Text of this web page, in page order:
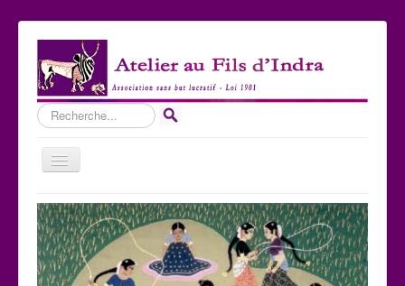
Rechercher
Basculer
la
Accueil
Qui sommes-nous ?
Les Expositions